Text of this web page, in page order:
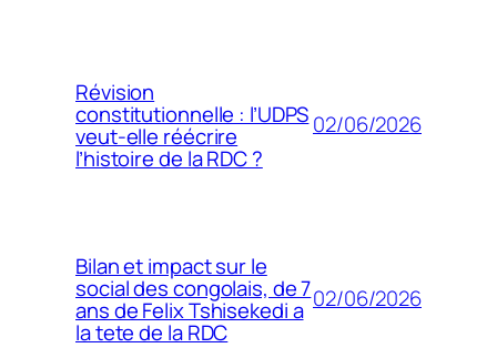
Révision
constitutionnelle : l’UDPS
veut-elle réécrire
l’histoire de la RDC ?
02/06/2026
Bilan et impact sur le
social des congolais, de 7
ans de Felix Tshisekedi a
la tete de la RDC
02/06/2026